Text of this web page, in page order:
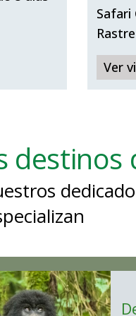
Safari
Ver
destinos